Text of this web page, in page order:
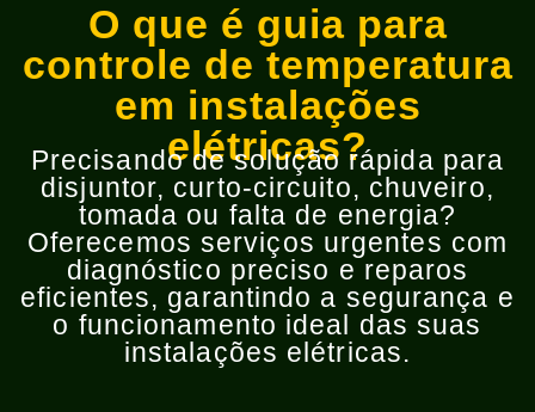
O que é guia para
controle de temperatura
em instalações
elétricas?
Precisando de solução rápida para
disjuntor, curto-circuito, chuveiro,
tomada ou falta de energia?
Oferecemos serviços urgentes com
diagnóstico preciso e reparos
eficientes, garantindo a segurança e
o funcionamento ideal das suas
instalações elétricas.